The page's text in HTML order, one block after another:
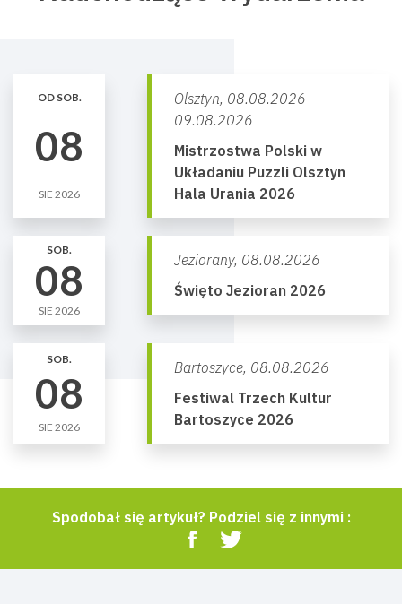
OD SOB.
08
SIE 2026
Olsztyn, 08.08.2026 -
09.08.2026
Mistrzostwa Polski w
Układaniu Puzzli Olsztyn
Hala Urania 2026
SOB.
08
SIE 2026
Jeziorany, 08.08.2026
Święto Jezioran 2026
SOB.
08
SIE 2026
Bartoszyce, 08.08.2026
Festiwal Trzech Kultur
Bartoszyce 2026
Spodobał się artykuł? Podziel się z innymi :